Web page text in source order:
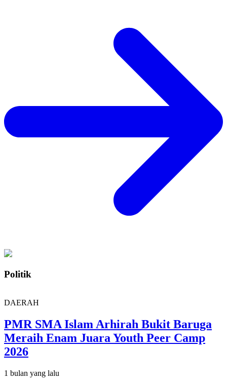
Politik
DAERAH
PMR SMA Islam Arhirah Bukit Baruga
Meraih Enam Juara Youth Peer Camp
2026
1 bulan yang lalu